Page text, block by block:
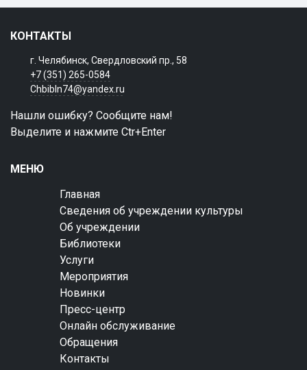
КОНТАКТЫ
г. Челябинск, Свердловский пр., 58
+7 (351) 265-0584
Chbibln74@yandex.ru
Нашли ошибку? Сообщите нам!
Выделите и нажмите Ctr+Enter
МЕНЮ
Главная
Сведения об учреждении культуры
Об учреждении
Библиотеки
Услуги
Мероприятия
Новинки
Пресс-центр
Онлайн обслуживание
Обращения
Контакты